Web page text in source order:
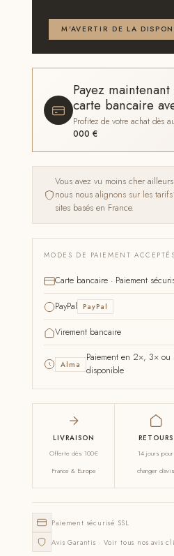
M'AVERTIR DE LA
Payez maintenant
carte bancaire
Profitez de votre achat dès
000 €
Vous avez vu moins cher
nous nousalignons sur les
sites basés en France.
MODES DE PAIEMENT ACCEPTÉS
Carte bancaire · Paiement
PayPal PayPal
Virement bancaire
Alma
Paiement en 2×, 3× ou
disponible
LIVRAISON
Offerte dès 100€
France & Europe
RETOURS
14 jours pour
changer d'avis
Paiement sécurisé SSL
Avis Garantis · Voir tous nos avis